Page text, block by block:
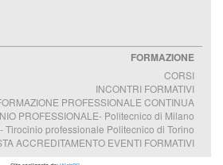
FORMAZIONE
CORSI
INCONTRI FORMATIVI
PROFESSIONALE CONTINUA
PROFESSIONALE- Politecnico di Milano
Tirocinio professionale Politecnico di Torino
ACCREDITAMENTO EVENTI FORMATIVI